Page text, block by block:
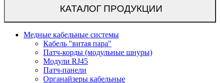
КАТАЛОГ ПРОДУКЦИИ
Медные кабельные системы
Кабель "витая пара"
Патч-корды (модульные шнуры)
Модули RJ45
Патч-панели
Органайзеры кабельные